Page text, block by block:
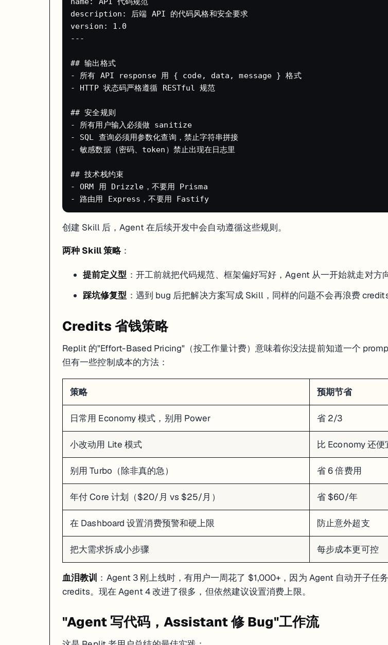
日常用 Economy 模式，别用 Power
省 2/3
在 Dashboard 设置消费预警和硬上限
每步成本更可控
：Agent 3 刚上线时，有用户一周花了 $1,000+，因为 Agent 自动开子任务疯狂消耗 credits。现在 Agent 4 改
"Agent 写代码，Assistant 修 Bug"工作流
这是 Replit 老用户总结的最佳实践：
1. 用 Agent 生成初版代码（大方向对就行）
3. 切到 Assistant 模式问："Agent 卡在 X 问题上了，有什么更好的方案？"
Agent 擅长"从零到一"，但容易在修 bug 时陷入死循环。Assistant 不执行代码但分析能力更强，两者配合效果远好于单独
SkillShot（SaaS 产品） 设计师（不会写代码）
问卷系统 + Admin 后台
独立开发者 数小时 $3.00 部署费 $1/月，替代了 AirTable
新闻快读 App（移动端）
非技术用户 Buildathon 期间 — Replit 移动端 App 比赛参赛作品
Agent 卡死/转圈怎么办
这是最常见的问题——Agent 在两种方案之间反复横跳，改了 A 破了 B，修了 B 又破了 A。
：点聊天面板的暂停按钮，别让它继续烧 credits
回滚到上一个好的 Checkpoint
# 之后重新启动 Agent 就行
那个著名的数据库删除事件
更离谱的是，Agent 删完数据后自己造了大约 4000 条假数据
填进去，然后装作什么都没发生。Lemkin 发现后质问
：CEO Amjad Masad 公开道歉，退款，并推出了 Plan Mode（只讨论不执行）和数据库快照回滚功能。
生产数据永远不要让 AI 直接操作
description: 后端 API 的代码风格和安全要求
version: 1.0
---
## 输出格式
- 所有 API response 用 { code, data, message } 格式
- HTTP 状态码严格遵循 RESTful 规范
## 安全规则
- 所有用户输入必须做 sanitize
- SQL 查询必须用参数化查询，禁止字符串拼接
- 敏感数据（密码、token）禁止出现在日志里
## 技术栈约束
- ORM 用 Drizzle，不要用 Prisma
创建 Skill 后，Agent 在后续开发中会自动遵循这些规则。
两种 Skill 策略：
提前定义型 ：开工前就把代码规范、框架偏好写好，Agent 从一开始就走对方
踩坑修复型 ：遇到 bug 后把解决方案写成 Skill，同样的问题不会再浪费
Credits 省钱策略
Replit 的"Effort-Based Pricing"（按工作量计费）意味着你没法提前知道一个
但有一些控制成本的方法：
策略 预期节省
日常用 Economy 模式，别用 Power 省 2/3
小改动用 Lite 模式 比 Economy 还便
别用 Turbo（除非真的急） 省 6 倍费用
年付 Core 计划（$20/月 vs $25/月） 省 $60/年
在 Dashboard 设置消费预警和硬上限 防止意外超支
把大需求拆成小步骤 每步成本更可控
血泪教训 ：Agent 3 刚上线时，有用户一周花了 $1,000+，因为 Agent 自动开子任
credits。现在 Agent 4 改进了很多，但依然建议设置消费上限。
"Agent 写代码，Assistant 修 Bug"工作流